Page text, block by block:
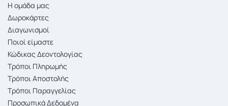
Η ομάδα μας
Δωροκάρτες
Διαγωνισμοί
Ποιοί είμαστε
Κώδικας Δεοντολογίας
Τρόποι Πληρωμής
Τρόποι Αποστολής
Τρόποι Παραγγελίας
Προσωπικά Δεδομένα